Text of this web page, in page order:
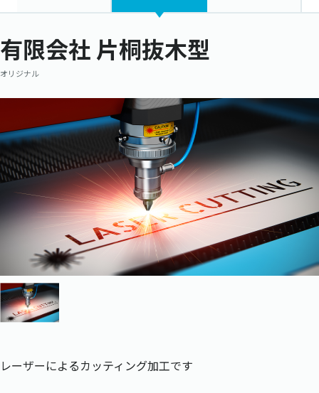
有限会社 片桐抜木型
オリジナル
レーザーによるカッティング加工です